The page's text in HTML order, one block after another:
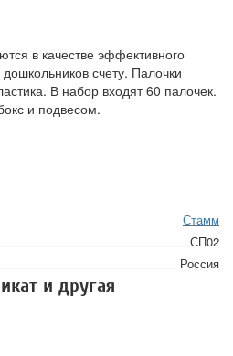
в качестве эффективного
счету. Палочки
В набор входят 60 палочек.
и подвесом.
Стамм
СП02
Россия
и другая